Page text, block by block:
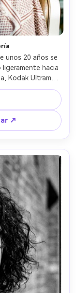
unos 20 años se
ligeramente hacia
Kodak Ultramax
y grano
plano medio,
con tonos
seguro, textura
-ar 4:5
↗